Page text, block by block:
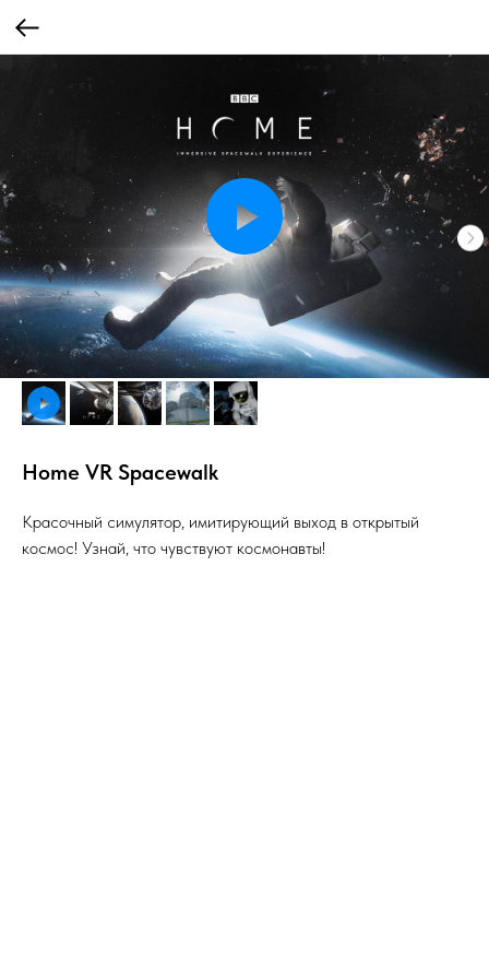
Home VR Spacewalk
Красочный симулятор, имитирующий выход в открытый
космос! Узнай, что чувствуют космонавты!